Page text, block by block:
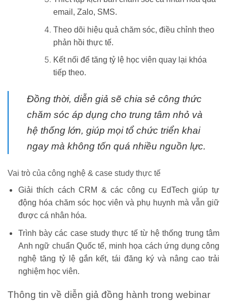
email, Zalo, SMS.
Theo dõi hiệu quả chăm sóc, điều chỉnh theo
phản hồi thực tế.
Kết nối để tăng tỷ lệ học viên quay lại khóa
tiếp theo.
Đồng thời, diễn giả sẽ chia sẻ công thức
chăm sóc áp dụng cho trung tâm nhỏ và
hệ thống lớn, giúp mọi tổ chức triển khai
ngay mà không tốn quá nhiều nguồn lực.
Vai trò của công nghệ & case study thực tế
Giải thích cáchCRM & các công cụ EdTech giúp tự
động hóa chăm sóc học viên và phụ huynh mà vẫn giữ
được cá nhân hóa.
Trình bày các case study thực tếtừ hệ thống trung tâm
Anh ngữ chuẩn Quốc tế, minh họa cách ứng dụng công
nghệ tăng tỷ lệ gắn kết, tái đăng ký và nâng cao trải
nghiệm học viên.
Thông tin về diễn giả đồng hành trong webinar